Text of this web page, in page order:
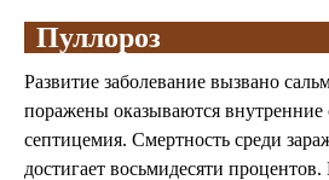
Пуллороз
Развитие заболевание вызвано
поражены оказываются
септицемия. Смертность среди
достигает восьмидесяти